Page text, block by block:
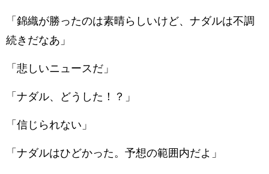
「錦織が勝ったのは素晴らしいけど、ナダルは不調
続きだなあ」
「悲しいニュースだ」
「ナダル、どうした！？」
「信じられない」
「ナダルはひどかった。予想の範囲内だよ」